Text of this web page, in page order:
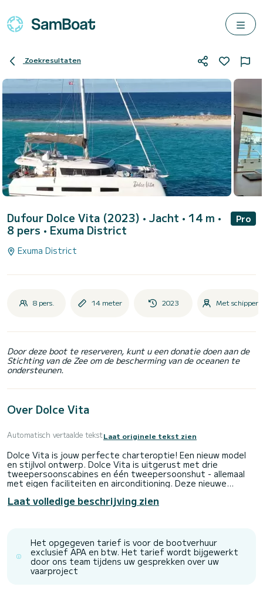
Zoekresultaten
Dufour Dolce Vita (2023) • Jacht • 14 m •
8 pers • Exuma District
Pro
Exuma District
8 pers. 14 meter 2023 Met schipper
Door deze boot te reserveren, kunt u een donatie doen aan de
Stichting van de Zee om de bescherming van de oceanen te
ondersteunen.
Over Dolce Vita
Automatisch vertaalde tekstLaat originele tekst zien
Dolce Vita is jouw perfecte charteroptie! Een nieuw model
en stijlvol ontwerp. Dolce Vita is uitgerust met drie
tweepersoonscabines en één tweepersoonshut - allemaal
met eigen faciliteiten en airconditioning. Deze nieuwe
meerdere zonnedekken en een open plattegrond. Dolce Vita
is ideaal om te ontspannen met privacy en om aan boord te
Laat volledige beschrijving zien
Het opgegeven tarief is voor de bootverhuur
exclusief APA en btw. Het tarief wordt bijgewerkt
door ons team tijdens uw gesprekken over uw
vaarproject